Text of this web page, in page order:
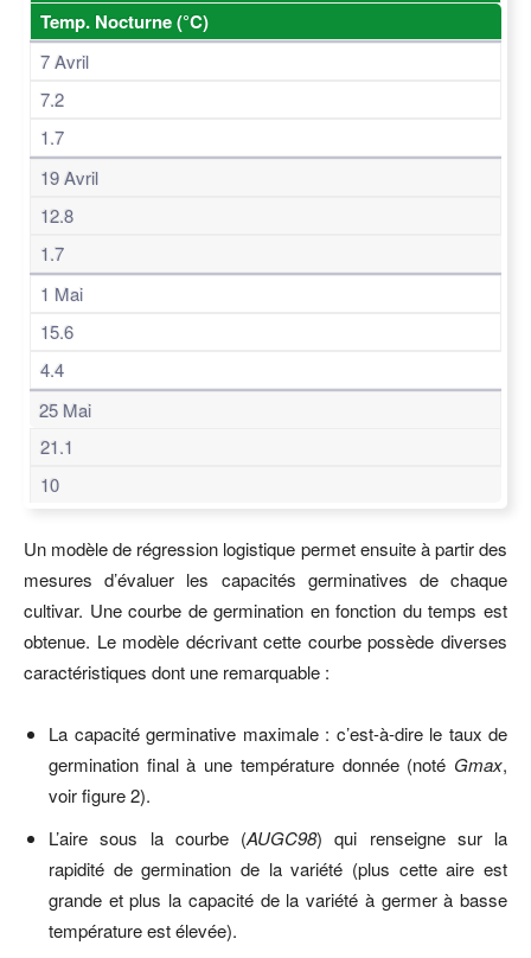
Temp. Nocturne (°C)
7 Avril
7.2
1.7
19 Avril
12.8
1.7
1 Mai
15.6
4.4
25 Mai
21.1
10
Un modèle de régression logistique permet ensuite à partir des
mesures d’évaluer les capacités germinatives de chaque
cultivar. Une courbe de germination en fonction du temps est
obtenue. Le modèle décrivant cette courbe possède diverses
caractéristiques dont une remarquable :
La capacité germinative maximale : c’est-à-dire le taux de
germination final à une température donnée (noté Gmax,
voir figure 2).
L’aire sous la courbe (AUGC98) qui renseigne sur la
rapidité de germination de la variété (plus cette aire est
grande et plus la capacité de la variété à germer à basse
température est élevée).